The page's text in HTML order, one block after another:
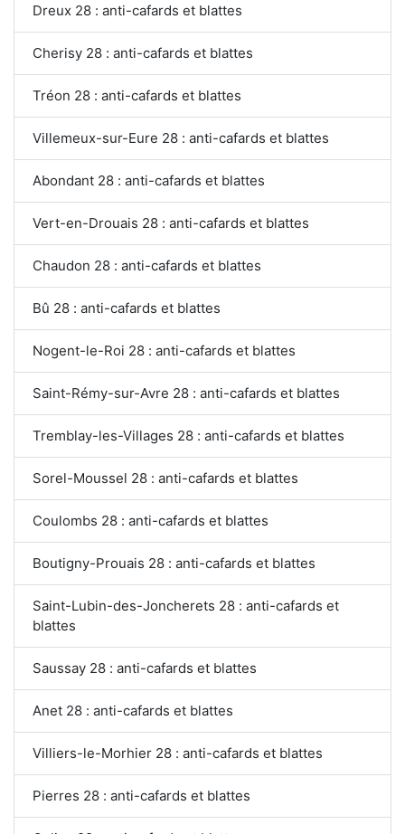
Dreux 28 : anti-cafards et blattes
Cherisy 28 : anti-cafards et blattes
Tréon 28 : anti-cafards et blattes
Villemeux-sur-Eure 28 : anti-cafards et blattes
Abondant 28 : anti-cafards et blattes
Vert-en-Drouais 28 : anti-cafards et blattes
Chaudon 28 : anti-cafards et blattes
Bû 28 : anti-cafards et blattes
Nogent-le-Roi 28 : anti-cafards et blattes
Saint-Rémy-sur-Avre 28 : anti-cafards et blattes
Tremblay-les-Villages 28 : anti-cafards et blattes
Sorel-Moussel 28 : anti-cafards et blattes
Coulombs 28 : anti-cafards et blattes
Boutigny-Prouais 28 : anti-cafards et blattes
Saint-Lubin-des-Joncherets 28 : anti-cafards et
blattes
Saussay 28 : anti-cafards et blattes
Anet 28 : anti-cafards et blattes
Villiers-le-Morhier 28 : anti-cafards et blattes
Pierres 28 : anti-cafards et blattes